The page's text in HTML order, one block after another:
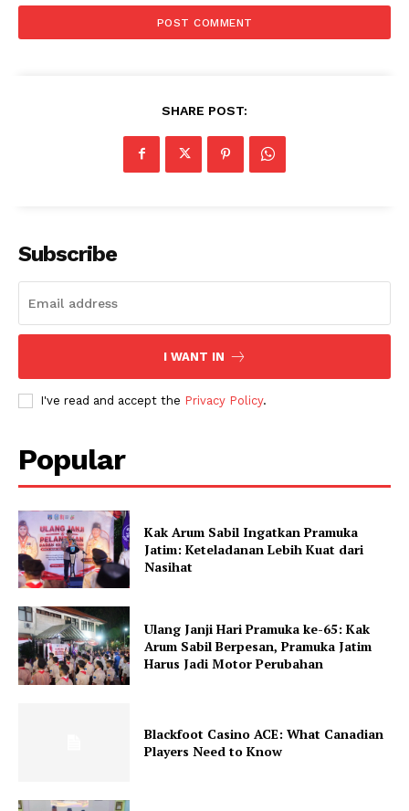
SHARE POST:
Subscribe
I WANT IN
I've read and accept the Privacy Policy.
Popular
Kak Arum Sabil Ingatkan Pramuka
Jatim: Keteladanan Lebih Kuat dari
Nasihat
Ulang Janji Hari Pramuka ke-65: Kak
Arum Sabil Berpesan, Pramuka Jatim
Harus Jadi Motor Perubahan
Blackfoot Casino ACE: What Canadian
Players Need to Know